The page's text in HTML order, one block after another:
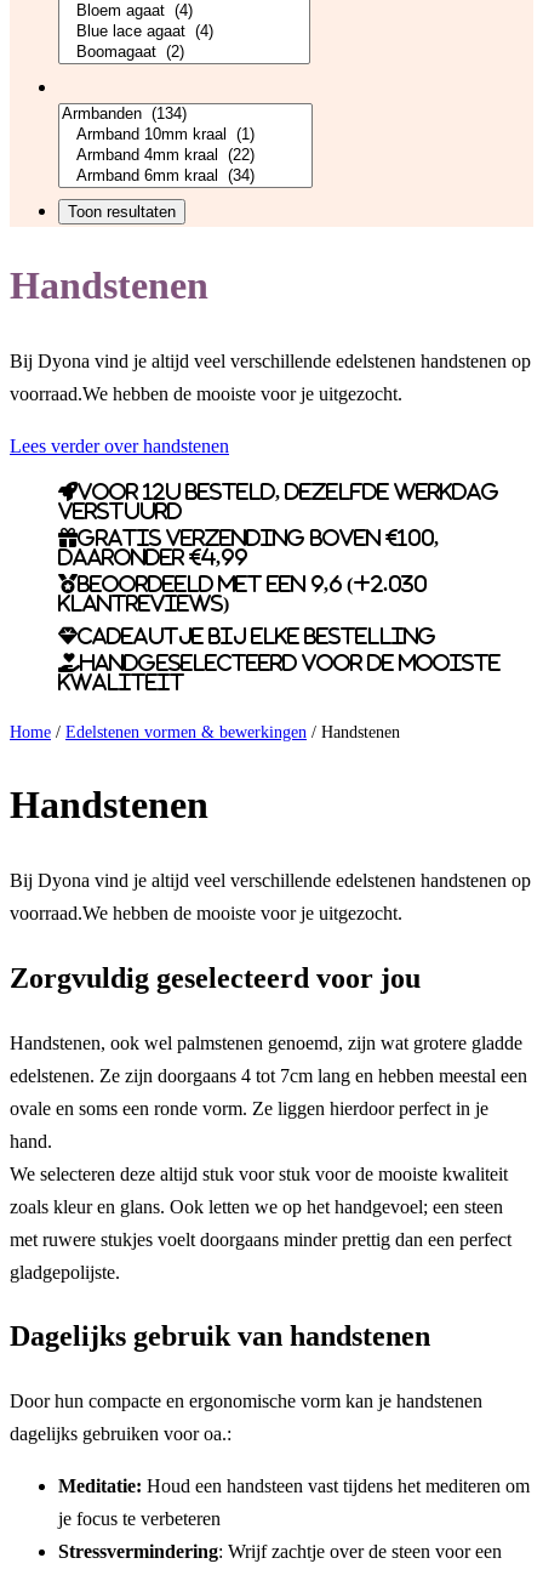
Handstenen
Bij Dyona vind je altijd veel verschillende edelstenen handstenen op
voorraad.We hebben de mooiste voor je uitgezocht.
Lees verder over handstenen
Voor 12u besteld, dezelfde werkdag
verstuurd
Gratis verzending boven €100,
daaronder €4,99
Beoordeeld met een 9,6 (+2.030
klantreviews)
Cadeautje bij elke bestelling
Handgeselecteerd voor de mooiste
kwaliteit
Home / Edelstenen vormen & bewerkingen / Handstenen
Handstenen
Bij Dyona vind je altijd veel verschillende edelstenen handstenen op
voorraad.We hebben de mooiste voor je uitgezocht.
Zorgvuldig geselecteerd voor jou
Handstenen, ook wel palmstenen genoemd, zijn wat grotere gladde
edelstenen. Ze zijn doorgaans 4 tot 7cm lang en hebben meestal een
ovale en soms een ronde vorm. Ze liggen hierdoor perfect in je
hand.
We selecteren deze altijd stuk voor stuk voor de mooiste kwaliteit
zoals kleur en glans. Ook letten we op het handgevoel; een steen
met ruwere stukjes voelt doorgaans minder prettig dan een perfect
gladgepolijste.
Dagelijks gebruik van handstenen
Door hun compacte en ergonomische vorm kan je handstenen
dagelijks gebruiken voor oa.:
Meditatie: Houd een handsteen vast tijdens het mediteren om
je focus te verbeteren
Stressvermindering: Wrijf zachtje over de steen voor een